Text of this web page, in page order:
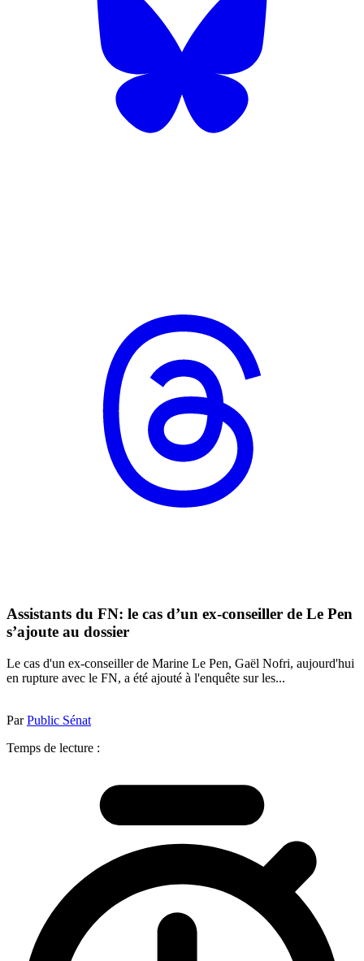
Assistants du FN: le cas d’un ex-conseiller de Le Pen
s’ajoute au dossier
Le cas d'un ex-conseiller de Marine Le Pen, Gaël Nofri, aujourd'hui
en rupture avec le FN, a été ajouté à l'enquête sur les...
ParPublic Sénat
Temps de lecture :